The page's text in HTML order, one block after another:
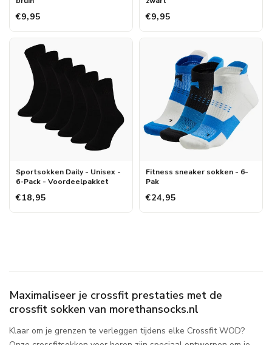
€9,95 €9,95
Sportsokken Daily - Unisex -
6-Pack - Voordeelpakket
€18,95
Fitness sneaker sokken - 6-
Pak
€24,95
Maximaliseer je crossfit prestaties met de
crossfit sokken van morethansocks.nl
Klaar om je grenzen te verleggen tijdens elke Crossfit WOD?